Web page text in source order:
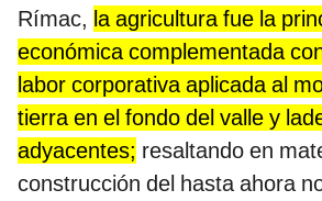
Rímac, la agricultura fue la
económica complementada
labor corporativa aplicada al
tierra en el fondo del valle y
adyacentes; resaltando en
construcción del hasta ahora